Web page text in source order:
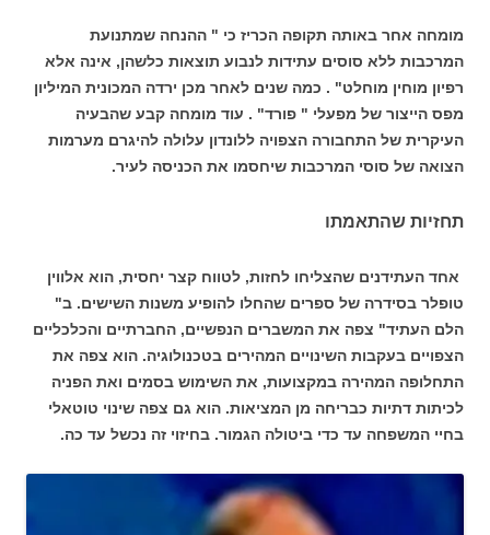
מומחה אחר באותה תקופה הכריז כי " ההנחה שמתנועת
המרכבות ללא סוסים עתידות לנבוע תוצאות כלשהן, אינה אלא
רפיון מוחין מוחלט" . כמה שנים לאחר מכן ירדה המכונית המיליון
מפס הייצור של מפעלי " פורד" . עוד מומחה קבע שהבעיה
העיקרית של התחבורה הצפויה ללונדון עלולה להיגרם מערמות
הצואה של סוסי המרכבות שיחסמו את הכניסה לעיר.
תחזיות שהתאמתו
אחד העתידנים שהצליחו לחזות, לטווח קצר יחסית, הוא אלווין
טופלר בסידרה של ספרים שהחלו להופיע משנות השישים. ב"
הלם העתיד" צפה את המשברים הנפשיים, החברתיים והכלכליים
הצפויים בעקבות השינויים המהירים בטכנולוגיה. הוא צפה את
התחלופה המהירה במקצועות, את השימוש בסמים ואת הפניה
לכיתות דתיות כבריחה מן המציאות. הוא גם צפה שינוי טוטאלי
בחיי המשפחה עד כדי ביטולה הגמור. בחיזוי זה נכשל עד כה.